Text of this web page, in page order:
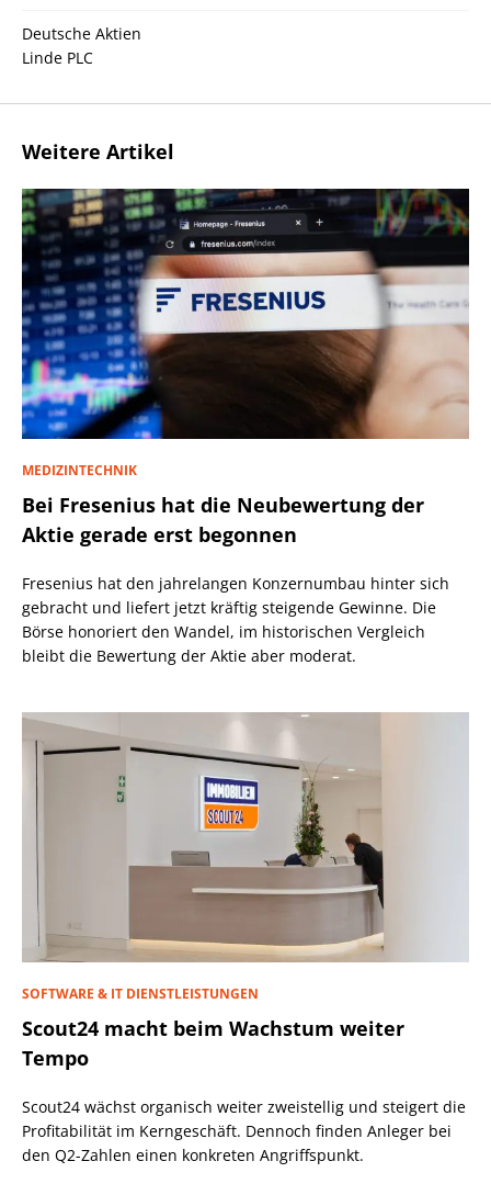
Deutsche Aktien
Linde PLC
Weitere Artikel
MEDIZINTECHNIK
Bei Fresenius hat die Neubewertung der
Aktie gerade erst begonnen
Fresenius hat den jahrelangen Konzernumbau hinter sich
gebracht und liefert jetzt kräftig steigende Gewinne. Die
Börse honoriert den Wandel, im historischen Vergleich
bleibt die Bewertung der Aktie aber moderat.
SOFTWARE & IT DIENSTLEISTUNGEN
Scout24 macht beim Wachstum weiter
Tempo
Scout24 wächst organisch weiter zweistellig und steigert die
Profitabilität im Kerngeschäft. Dennoch finden Anleger bei
den Q2-Zahlen einen konkreten Angriffspunkt.